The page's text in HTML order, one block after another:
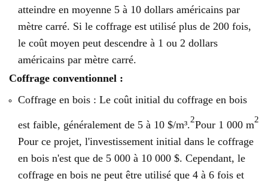
atteindre en moyenne 5 à 10 dollars américains par
mètre carré. Si le coffrage est utilisé plus de 200 fois,
le coût moyen peut descendre à 1 ou 2 dollars
américains par mètre carré.
Coffrage conventionnel :
Coffrage en bois : Le coût initial du coffrage en bois
est faible, généralement de 5 à 10 $/m³. 2Pour 1 000 m2
Pour ce projet, l'investissement initial dans le coffrage
en bois n'est que de 5 000 à 10 000 $. Cependant, le
coffrage en bois ne peut être utilisé que 4 à 6 fois et